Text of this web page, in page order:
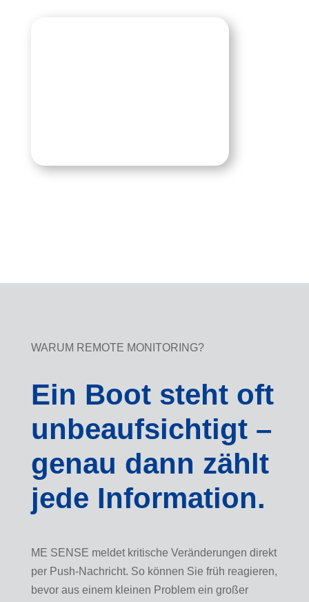
WARUM REMOTE MONITORING?
Ein Boot steht oft
unbeaufsichtigt –
genau dann zählt
jede Information.
ME SENSE meldet kritische Veränderungen direkt
per Push-Nachricht. So können Sie früh reagieren,
bevor aus einem kleinen Problem ein großer